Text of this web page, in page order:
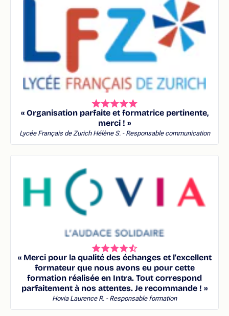
« Organisation parfaite et formatrice pertinente,
merci ! »
Lycée Français de Zurich Hélène S. - Responsable communication
« Merci pour la qualité des échanges et l'excellent
formateur que nous avons eu pour cette
formation réalisée en Intra. Tout correspond
parfaitement à nos attentes. Je recommande ! »
Hovia Laurence R. - Responsable formation